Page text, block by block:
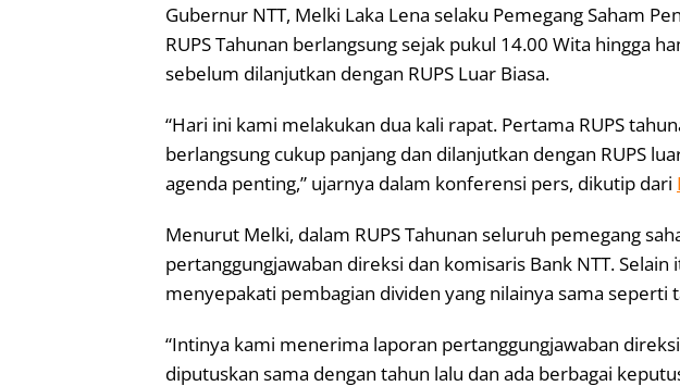
Gubernur NTT, Melki Laka Lena selaku Pemegang Saham
RUPS Tahunan berlangsung sejak pukul 14.00 Wita hingga
sebelum dilanjutkan dengan RUPS Luar Biasa.
“Hari ini kami melakukan dua kali rapat. Pertama RUPS
berlangsung cukup panjang dan dilanjutkan dengan RUPS
agenda penting,” ujarnya dalam konferensi pers, dikutip dari
Menurut Melki, dalam RUPS Tahunan seluruh pemegang
pertanggungjawaban direksi dan komisaris Bank NTT. Selain
menyepakati pembagian dividen yang nilainya sama seperti
“Intinya kami menerima laporan pertanggungjawaban
diputuskan sama dengan tahun lalu dan ada berbagai